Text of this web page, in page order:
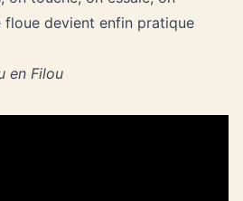
floue devient enfin pratique
en Filou